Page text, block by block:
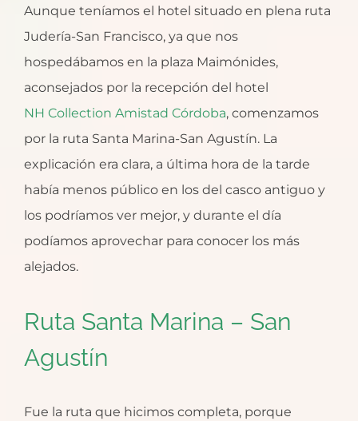
Aunque teníamos el hotel situado en plena ruta
Judería-San Francisco, ya que nos
hospedábamos en la plaza Maimónides,
aconsejados por la recepción del hotel
NH Collection Amistad Córdoba, comenzamos
por la ruta Santa Marina-San Agustín. La
explicación era clara, a última hora de la tarde
había menos público en los del casco antiguo y
los podríamos ver mejor, y durante el día
podíamos aprovechar para conocer los más
alejados.
Ruta Santa Marina – San
Agustín
Fue la ruta que hicimos completa, porque